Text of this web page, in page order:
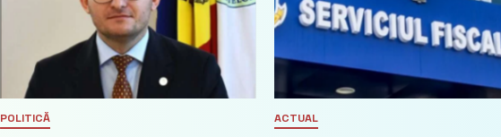
POLITICĂ ACTUAL